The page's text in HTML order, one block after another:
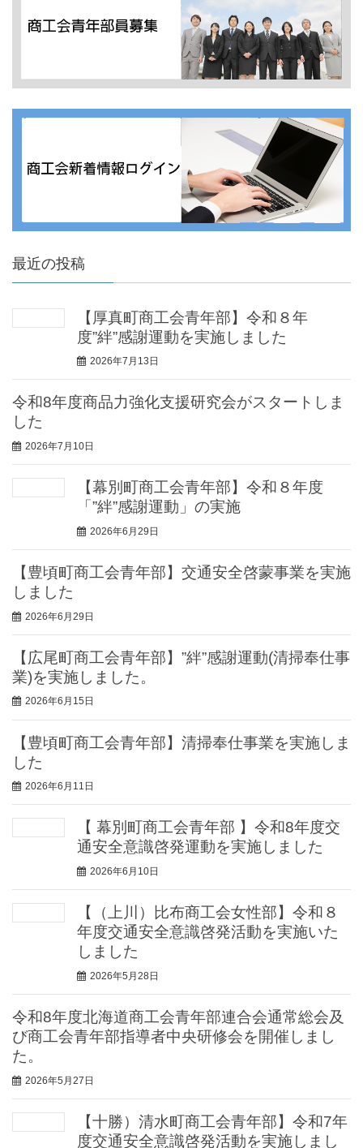
最近の投稿
【厚真町商工会青年部】令和８年
度”絆”感謝運動を実施しました
2026年7月13日
令和8年度商品力強化支援研究会がスタートしま
した
2026年7月10日
【幕別町商工会青年部】令和８年度
「”絆”感謝運動」の実施
2026年6月29日
【豊頃町商工会青年部】交通安全啓蒙事業を実施
しました
2026年6月29日
【広尾町商工会青年部】”絆”感謝運動(清掃奉仕事
業)を実施しました。
2026年6月15日
【豊頃町商工会青年部】清掃奉仕事業を実施しま
した
2026年6月11日
【 幕別町商工会青年部 】令和8年度交
通安全意識啓発運動を実施しました
2026年6月10日
【（上川）比布商工会女性部】令和８
年度交通安全意識啓発活動を実施いた
しました
2026年5月28日
令和8年度北海道商工会青年部連合会通常総会及
び商工会青年部指導者中央研修会を開催しまし
た。
2026年5月27日
【十勝）清水町商工会青年部】令和7年
度交通安全意識啓発活動を実施しまし